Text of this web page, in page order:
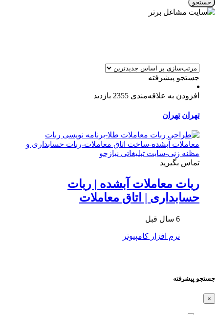
جستجو
جستجو پیشرفته
افزودن به علاقه‌مندی 2355 بازدید
تهران تهران
تماس بگیرید
ربات معاملات آبشده | ربات
حسابداری | اتاق معاملات
6 سال قبل
نرم افزار کامپیوتر
جستجو پیشرفته
×